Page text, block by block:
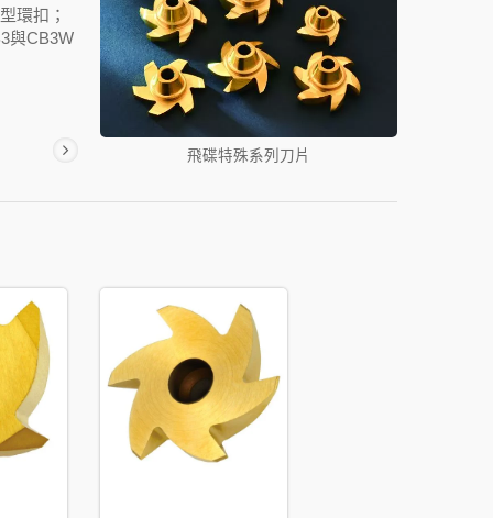
飛碟特殊系列刀片
環扣；
與CB3W